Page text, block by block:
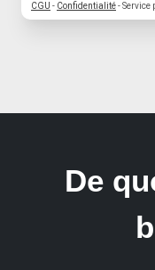
CGU - Confidentialité- Service
De